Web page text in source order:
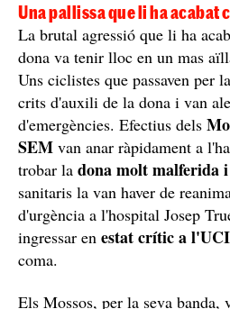
Una pallissa que li ha acabat
La brutal agressió que li ha
dona va tenir lloc en un mas
Uns ciclistes que passaven per
crits d'auxili de la dona i van
d'emergències. Efectius dels
SEM van anar ràpidament a
trobar la dona molt malferida
sanitaris la van haver de
d'urgència a l'hospital Josep
ingressar en estat crític a l'UCI
coma.